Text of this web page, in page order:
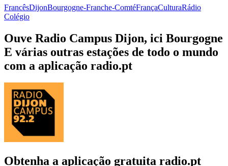
FrancêsDijonBourgogne-Franche-ComtéFrançaCulturaRádio
Colégio
Ouve Radio Campus Dijon, ici Bourgogne
E várias outras estações de todo o mundo
com a aplicação radio.pt
Obtenha a aplicação gratuita radio.pt